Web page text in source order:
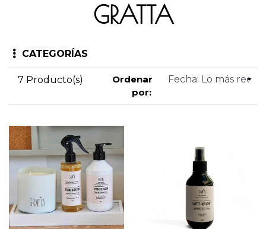
GRATTA
CATEGORÍAS
7 Producto(s)
Ordenar
por: